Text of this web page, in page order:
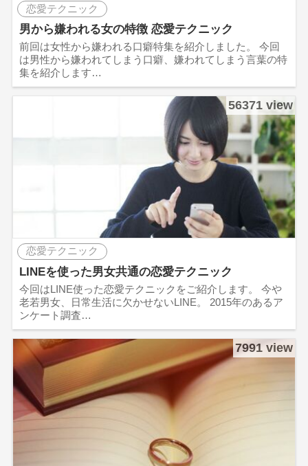
恋愛テクニック
男から嫌われる女の特徴 恋愛テクニック
前回は女性から嫌われる口癖特集を紹介しました。 今回
は男性から嫌われてしまう口癖、嫌われてしまう言葉の特
集を紹介します…
56371 view
恋愛テクニック
LINEを使った男女共通の恋愛テクニック
今回はLINE使った恋愛テクニックをご紹介します。 今や
老若男女、日常生活に欠かせないLINE。 2015年のあるア
ンケート調査…
7991 view